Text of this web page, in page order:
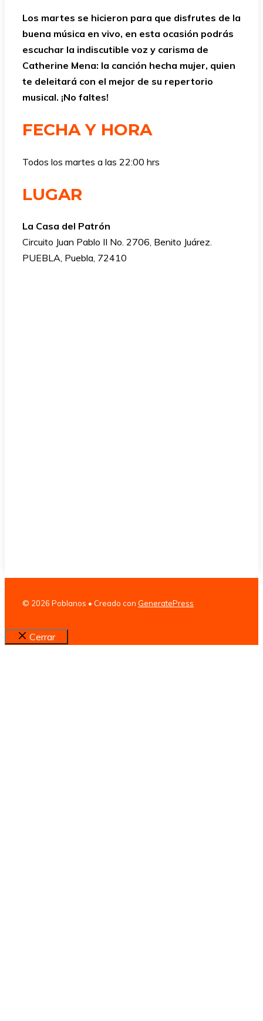
Los martes se hicieron para que disfrutes de la
buena música en vivo, en esta ocasión podrás
escuchar la indiscutible voz y carisma de
Catherine Mena: la canción hecha mujer, quien
te deleitará con el mejor de su repertorio
musical. ¡No faltes!
FECHA Y HORA
Todos los martes a las 22:00 hrs
LUGAR
La Casa del Patrón
Circuito Juan Pablo II No. 2706, Benito Juárez.
PUEBLA, Puebla, 72410
© 2026 Poblanos • Creado con GeneratePress
Cerrar